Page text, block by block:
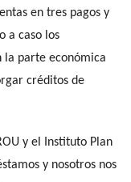
en tres pagos y
a caso los
la parte económica
créditos de
y el Instituto Plan
y nosotros nos